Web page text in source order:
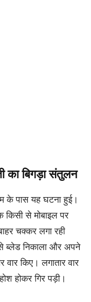
का बिगड़ा संतुलन
के पास यह घटना हुई।
से मोबाइल पर
चक्कर लगा रही
निकाला और अपने
वार किए। लगातार वार
होकर गिर पड़ी।